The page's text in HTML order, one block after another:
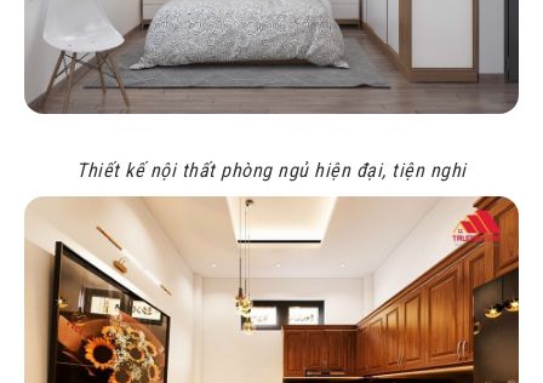
Thiết kế nội thất phòng ngủ hiện đại, tiện nghi